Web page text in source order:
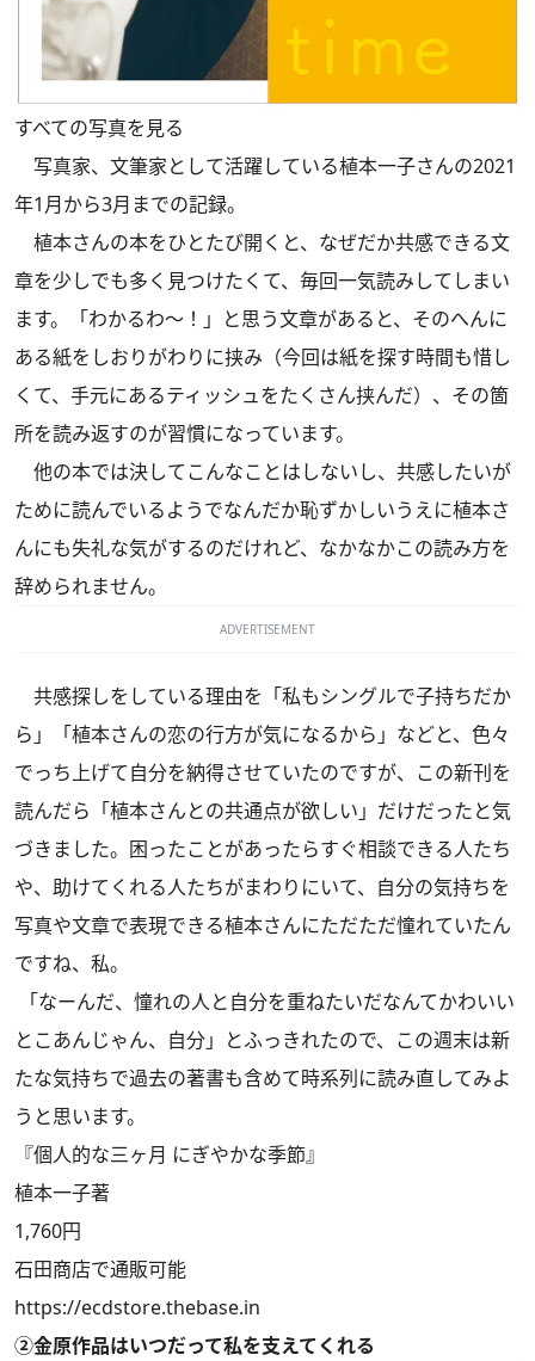
すべての写真を見る
写真家、文筆家として活躍している植本一子さんの2021
年1月から3月までの記録。
植本さんの本をひとたび開くと、なぜだか共感できる文
章を少しでも多く見つけたくて、毎回一気読みしてしまい
ます。「わかるわ～！」と思う文章があると、そのへんに
ある紙をしおりがわりに挟み（今回は紙を探す時間も惜し
くて、手元にあるティッシュをたくさん挟んだ）、その箇
所を読み返すのが習慣になっています。
他の本では決してこんなことはしないし、共感したいが
ために読んでいるようでなんだか恥ずかしいうえに植本さ
んにも失礼な気がするのだけれど、なかなかこの読み方を
辞められません。
ADVERTISEMENT
共感探しをしている理由を「私もシングルで子持ちだか
ら」「植本さんの恋の行方が気になるから」などと、色々
でっち上げて自分を納得させていたのですが、この新刊を
読んだら「植本さんとの共通点が欲しい」だけだったと気
づきました。困ったことがあったらすぐ相談できる人たち
や、助けてくれる人たちがまわりにいて、自分の気持ちを
写真や文章で表現できる植本さんにただただ憧れていたん
ですね、私。
「なーんだ、憧れの人と自分を重ねたいだなんてかわいい
とこあんじゃん、自分」とふっきれたので、この週末は新
たな気持ちで過去の著書も含めて時系列に読み直してみよ
うと思います。
『個人的な三ヶ月 にぎやかな季節』
植本一子著
1,760円
石田商店で通販可能
https://ecdstore.thebase.in
②金原作品はいつだって私を支えてくれる